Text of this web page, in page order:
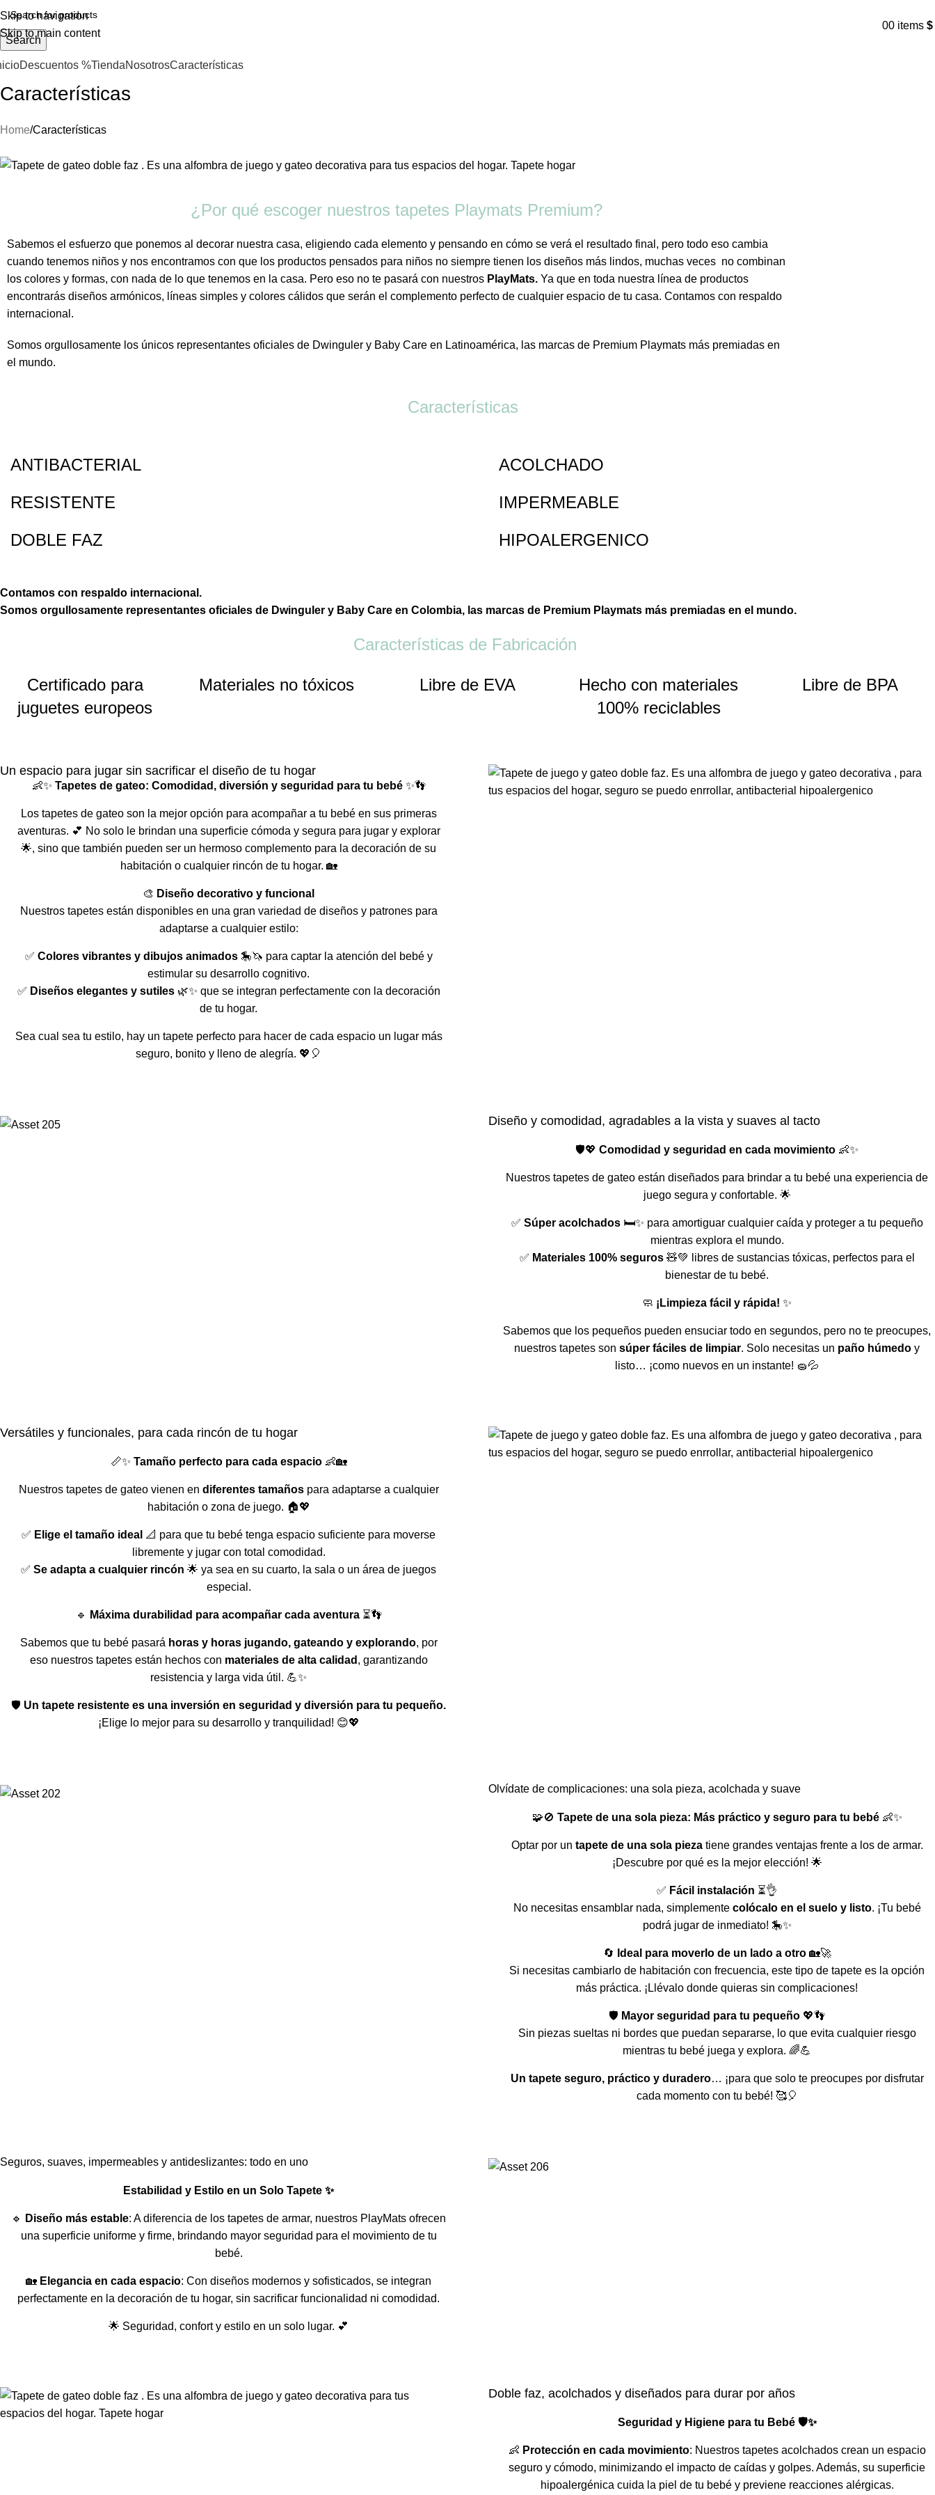
Skip to navigation
Skip to main content
Search
00 items $
Descuentos %TiendaNosotrosCaracterísticas
Características
Home Características
¿Por qué escoger nuestros tapetes Playmats Premium?
Sabemos el esfuerzo que ponemos al decorar nuestra casa, eligiendo cada elemento y pensando en cómo se verá el resultado final, pero todo eso cambia
cuando tenemos niños y nos encontramos con que los productos pensados para niños no siempre tienen los diseños más lindos, muchas veces no combinan
los colores y formas, con nada de lo que tenemos en la casa. Pero eso no te pasará con nuestros PlayMats. Ya que en toda nuestra línea de productos
encontrarás diseños armónicos, líneas simples y colores cálidos que serán el complemento perfecto de cualquier espacio de tu casa. Contamos con respaldo
internacional.
Somos orgullosamente los únicos representantes oficiales de Dwinguler y Baby Care en Latinoamérica, las marcas de Premium Playmats más premiadas en
el mundo.
Características
ANTIBACTERIAL
RESISTENTE
DOBLE FAZ
ACOLCHADO
IMPERMEABLE
HIPOALERGENICO
Contamos con respaldo internacional.
Somos orgullosamente representantes oficiales de Dwinguler y Baby Care en Colombia, las marcas de Premium Playmats más premiadas en el mundo.
Características de Fabricación
Certificado para
juguetes europeos
Materiales no tóxicos Libre de EVA
Hecho con materiales
100% reciclables
Libre de BPA
Un espacio para jugar sin sacrificar el diseño de tu hogar
👶✨ Tapetes de gateo: Comodidad, diversión y seguridad para tu bebé✨👣
Los tapetes de gateo son la mejor opción para acompañar a tu bebé en sus primeras
aventuras. 💕 No solo le brindan una superficie cómoda y segura para jugar y explorar
🌟, sino que también pueden ser un hermoso complemento para la decoración de su
habitación o cualquier rincón de tu hogar. 🏡
🎨 Diseño decorativo y funcional
Nuestros tapetes están disponibles en una gran variedad de diseños y patrones para
adaptarse a cualquier estilo:
✅ Colores vibrantes y dibujos animados🎠🦄 para captar la atención del bebé y
estimular su desarrollo cognitivo.
✅ Diseños elegantes y sutiles🌿✨ que se integran perfectamente con la decoración
de tu hogar.
Sea cual sea tu estilo, hay un tapete perfecto para hacer de cada espacio un lugar más
seguro, bonito y lleno de alegría. 💖🎈
Diseño y comodidad, agradables a la vista y suaves al tacto
🛡️💖 Comodidad y seguridad en cada movimiento 👶✨
Nuestros tapetes de gateo están diseñados para brindar a tu bebé una experiencia de
juego segura y confortable. 🌟
✅ Súper acolchados🛏️✨ para amortiguar cualquier caída y proteger a tu pequeño
mientras explora el mundo.
✅ Materiales 100% seguros🧸💚 libres de sustancias tóxicas, perfectos para el
bienestar de tu bebé.
🧼 ¡Limpieza fácil y rápida! ✨
Sabemos que los pequeños pueden ensuciar todo en segundos, pero no te preocupes,
nuestros tapetes son súper fáciles de limpiar. Solo necesitas un paño húmedo y
listo… ¡como nuevos en un instante! 🧽💦
Versátiles y funcionales, para cada rincón de tu hogar
📏✨ Tamaño perfecto para cada espacio👶🏡
Nuestros tapetes de gateo vienen en diferentes tamañospara adaptarse a cualquier
habitación o zona de juego. 🏠💖
✅ Elige el tamaño ideal 📐 para que tu bebé tenga espacio suficiente para moverse
libremente y jugar con total comodidad.
✅ Se adapta a cualquier rincón 🌟 ya sea en su cuarto, la sala o un área de juegos
especial.
🔹 Máxima durabilidad para acompañar cada aventura⏳👣
Sabemos que tu bebé pasará horas y horas jugando, gateando y explorando, por
eso nuestros tapetes están hechos con materiales de alta calidad , garantizando
resistencia y larga vida útil. 💪✨
🛡️ Un tapete resistente es una inversión en seguridad y diversión para tu pequeño.
¡Elige lo mejor para su desarrollo y tranquilidad! 😊💖
Olvídate de complicaciones: una sola pieza, acolchada y suave
🧩🚫 Tapete de una sola pieza: Más práctico y seguro para tu bebé👶✨
Optar por un tapete de una sola piezatiene grandes ventajas frente a los de armar.
¡Descubre por qué es la mejor elección! 🌟
✅ Fácil instalación ⏳👌
No necesitas ensamblar nada, simplemente colócalo en el suelo y listo. ¡Tu bebé
podrá jugar de inmediato! 🎠✨
🔄 Ideal para moverlo de un lado a otro🏡🚀
Si necesitas cambiarlo de habitación con frecuencia, este tipo de tapete es la opción
más práctica. ¡Llévalo donde quieras sin complicaciones!
🛡️ Mayor seguridad para tu pequeño 💖👣
Sin piezas sueltas ni bordes que puedan separarse, lo que evita cualquier riesgo
mientras tu bebé juega y explora. 🌈💪
Un tapete seguro, práctico y duradero… ¡para que solo te preocupes por disfrutar
cada momento con tu bebé! 🥰🎈
Seguros, suaves, impermeables y antideslizantes: todo en uno
Estabilidad y Estilo en un Solo Tapete ✨
🔹 Diseño más estable: A diferencia de los tapetes de armar, nuestros PlayMats ofrecen
una superficie uniforme y firme, brindando mayor seguridad para el movimiento de tu
bebé.
🏡 Elegancia en cada espacio: Con diseños modernos y sofisticados, se integran
perfectamente en la decoración de tu hogar, sin sacrificar funcionalidad ni comodidad.
🌟 Seguridad, confort y estilo en un solo lugar. 💕
Doble faz, acolchados y diseñados para durar por años
Seguridad y Higiene para tu Bebé 🛡️✨
👶 Protección en cada movimiento: Nuestros tapetes acolchados crean un espacio
seguro y cómodo, minimizando el impacto de caídas y golpes. Además, su superficie
hipoalergénica cuida la piel de tu bebé y previene reacciones alérgicas.